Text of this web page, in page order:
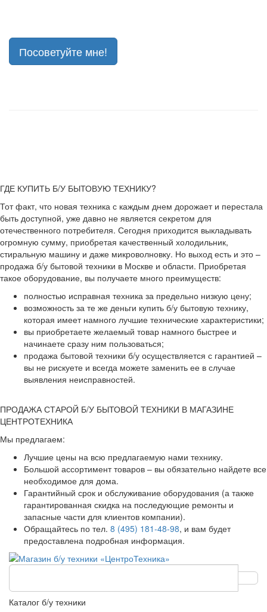
Посоветуйте мне!
ГДЕ КУПИТЬ Б/У БЫТОВУЮ ТЕХНИКУ?
Тот факт, что новая техника с каждым днем дорожает и перестала
быть доступной, уже давно не является секретом для
отечественного потребителя. Сегодня приходится выкладывать
огромную сумму, приобретая качественный холодильник,
стиральную машину и даже микроволновку. Но выход есть и это –
продажа б/у бытовой техники в Москве и области. Приобретая
такое оборудование, вы получаете много преимуществ:
полностью исправная техника за предельно низкую цену;
возможность за те же деньги купить б/у бытовую технику,
которая имеет намного лучшие технические характеристики;
вы приобретаете желаемый товар намного быстрее и
начинаете сразу ним пользоваться;
продажа бытовой техники б/у осуществляется с гарантией –
вы не рискуете и всегда можете заменить ее в случае
выявления неисправностей.
ПРОДАЖА СТАРОЙ Б/У БЫТОВОЙ ТЕХНИКИ В МАГАЗИНЕ
ЦЕНТРОТЕХНИКА
Мы предлагаем:
Лучшие цены на всю предлагаемую нами технику.
Большой ассортимент товаров – вы обязательно найдете все
необходимое для дома.
Гарантийный срок и обслуживание оборудования (а также
гарантированная скидка на последующие ремонты и
запасные части для клиентов компании).
Обращайтесь по тел. 8 (495) 181-48-98, и вам будет
предоставлена подробная информация.
Каталог б/у техники